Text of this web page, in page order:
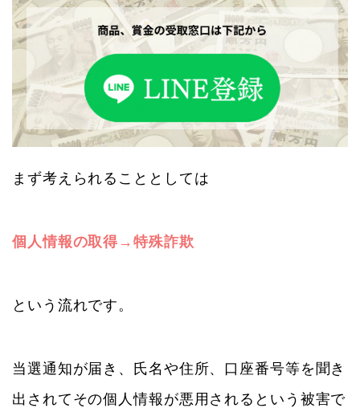
まず考えられることとしては
個人情報の取得→特殊詐欺
という流れです。
当選通知が届き、氏名や住所、口座番号等を聞き
出されてその個人情報が悪用されるという被害で